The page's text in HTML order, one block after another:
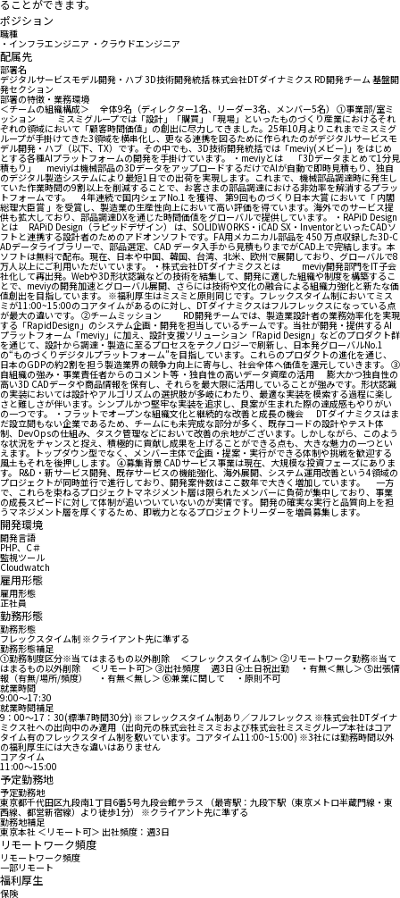
ることができます。
ポジション
職種
・インフラエンジニア ・クラウドエンジニア
配属先
部署名
デジタルサービスモデル開発・ハブ 3D技術開発統括 株式会社DTダイナミクス RD開発チーム 基盤開
発セクション
部署の特徴・業務環境
＜チームの組織構成＞ 全体9名（ディレクター1名、リーダー3名、メンバー5名） ①事業部/室ミ
ッション ミスミグループでは「設計」「購買」「現場」といったものづくり産業におけるそれ
ぞれの領域において「顧客時間価値」の創出に尽力してきました。25年10月よりこれまでミスミグ
ループが手掛けてきた3領域を横串化し、更なる連携を図るために作られたのがデジタルサービスモ
デル開発・ハブ（以下、TX）です。その中でも、3D技術開発統括では「meviy(メビー)」をはじめ
とする各種AIプラットフォームの開発を手掛けています。 ・meviyとは 「3Dデータまとめて1分見
積もり」 meviyは機械部品の3DデータをアップロードするだけでAIが自動で即時見積もり、独自
のデジタル製造システムにより最短1日での出荷を実現します。これまで、機械部品調達時に発生し
ていた作業時間の9割以上を削減することで、お客さまの部品調達における非効率を解消するプラッ
トフォームです。 4年連続で国内シェアNo.1 を獲得、 第9回ものづくり日本大賞 において「 内閣
総理大臣賞 」を受賞し、製造業の生産性向上において高い評価を得ています。海外でのサービス提
供も拡大しており、部品調達DXを通じた時間価値をグローバルで提供しています。 ・RAPiD Design
とは RAPiD Design（ラピッドデザイン） は、SOLIDWORKS・iCAD SX・InventorといったCADソ
フトと連携する設計者のためのアドオンソフトです。FA用メカニカル部品を 450 万点収録した3D-C
ADデータライブラリーで、部品選定、CAD データ入手から見積もりまでがCAD上で完結します。本
ソフトは無料で配布。現在、日本や中国、韓国、台湾、北米、欧州で展開しており、グローバルで8
万人以上にご利用いただいています。 ・株式会社DTダイナミクスとは meviy開発部門をIT子会
社化して再出発。Webや3D形状認識などの技術を結集して、開発に適した組織や制度を構築するこ
とで、meviyの開発加速とグローバル展開、さらには技術や文化の融合による組織力強化と新たな価
値創出を目指しています。 ※福利厚生はミスミと原則同じです。フレックスタイム制においてミス
ミが11:00~15:00のコアタイムがあるのに対し、DTダイナミクスはフルフレックスになっている点
が最大の違いです。 ②チームミッション RD開発チームでは、製造業設計者の業務効率化を実現
する「RapidDesign」のシステム企画・開発を担当しているチームです。当社が開発・提供する AI
プラットフォーム「meviy」に加え、設計支援ソリューション「Rapid Design」などのプロダクト群
を通じて、設計から調達・製造に至るプロセスをテクノロジーで刷新し、日本発グローバルNo.1
の“ものづくりデジタルプラットフォーム”を目指しています。これらのプロダクトの進化を通じ、
日本のGDPの約2割を担う製造業界の競争力向上に寄与し、社会全体へ価値を還元していきます。 ③
自組織の強み・事業責任者からのコメント等 ・独自性の高いデータ資産の活用 膨大かつ独自性の
高い3D CADデータや商品情報を保有し、それらを最大限に活用していることが強みです。形状認識
の実装においては設計やアルゴリズムの選択肢が多岐にわたり、最適な実装を模索する過程に楽し
さと難しさが伴います。シンプルかつ堅牢な実装を追求し、良案が生まれた際の達成感もやりがい
の一つです。 ・フラットでオープンな組織文化と継続的な改善と成長の機会 DTダイナミクスはま
だ設立間もない企業であるため、チームにも未完成な部分が多く、既存コードの設計やテスト体
制、DevOpsの仕組み、タスク管理などにおいて改善の余地がございます。しかしながら、このよう
な状況をチャンスと捉え、積極的に貢献し成果を上げることができる点も、大きな魅力の一つとい
えます。トップダウン型でなく、メンバー主体で企画・提案・実行ができる体制や挑戦を歓迎する
風土もそれを後押しします。 ④募集背景 CADサービス事業は現在、大規模な投資フェーズにありま
す。 R&D・新サービス開発、既存サービスの機能強化、海外展開、システム運用改善という4領域の
プロジェクトが同時並行で進行しており、開発案件数はここ数年で大きく増加しています。 一方
で、これらを束ねるプロジェクトマネジメント層は限られたメンバーに負荷が集中しており、事業
の成長スピードに対して体制が追いついていないのが実情です。 開発の確実な実行と品質向上を担
うマネジメント層を厚くするため、即戦力となるプロジェクトリーダーを増員募集します。
開発環境
開発言語
PHP、C＃
監視ツール
Cloudwatch
雇用形態
雇用形態
正社員
勤務形態
勤務形態
フレックスタイム制 ※クライアント先に準ずる
勤務形態補足
①勤務制度区分※当てはまるもの以外削除 ＜フレックスタイム制＞ ②リモートワーク勤務※当て
はまるもの以外削除 ＜リモート可＞ ③出社頻度 週3日 ④土日祝出勤 ・有無＜無し＞ ⑤出張情
報（有無/場所/頻度） ・有無＜無し＞ ⑥兼業に関して ・原則不可
就業時間
9:00〜17:30
就業時間補足
9：00～17：30(標準7時間30分) ※フレックスタイム制あり／フルフレックス ※株式会社DTダイナ
ミクス社への出向中のみ適用（出向元の株式会社ミスミおよび株式会社ミスミグループ本社はコア
タイム有のフレックスタイム制を敷いています。コアタイム11:00~15:00) ※3社には勤務時間以外
の福利厚生には大きな違いはありません
コアタイム
11:00〜15:00
予定勤務地
予定勤務地
東京都千代田区九段南1丁目6番5号九段会館テラス （最寄駅：九段下駅（東京メトロ半蔵門線・東
西線、都営新宿線）より徒歩1分） ※クライアント先に準ずる
勤務地補足
東京本社 ＜リモート可＞ 出社頻度：週3日
リモートワーク頻度
リモートワーク頻度
一部リモート
福利厚生
保険